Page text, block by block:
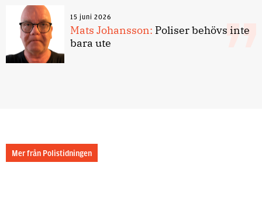
15 juni 2026
Mats Johansson: Poliser behövs inte
bara ute
Mer från Polistidningen